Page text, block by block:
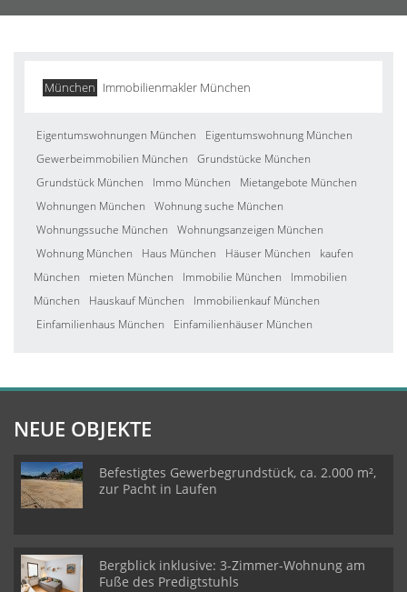
München Immobilienmakler München
Eigentumswohnungen München
Eigentumswohnung München
Gewerbeimmobilien München
Grundstücke München
Grundstück München
Immo München
Mietangebote München
Wohnungen München
Wohnung suche München
Wohnungssuche München
Wohnungsanzeigen München
Wohnung München
Haus München Häuser München
kaufen
München
mieten München Immobilie München
Immobilien
München
Hauskauf München
Immobilienkauf München
Einfamilienhaus München
Einfamilienhäuser München
NEUE OBJEKTE
Befestigtes Gewerbegrundstück, ca. 2.000 m²,
zur Pacht in Laufen
Bergblick inklusive: 3-Zimmer-Wohnung am
Fuße des Predigtstuhls